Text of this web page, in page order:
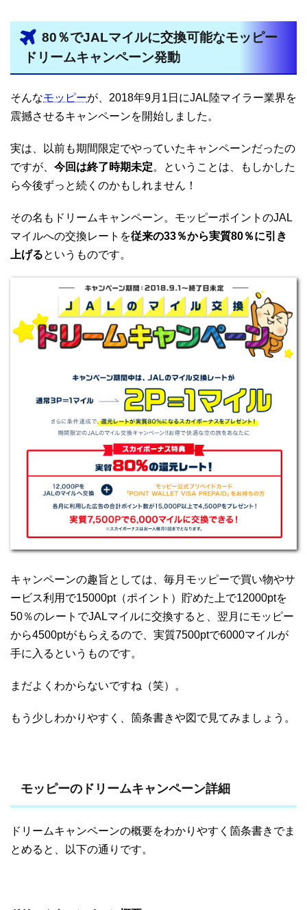
80％でJALマイルに交換可能なモッピー
ドリームキャンペーン発動
そんなモッピーが、2018年9月1日にJAL陸マイラー業界を
震撼させるキャンペーンを開始しました。
実は、以前も期間限定でやっていたキャンペーンだったの
ですが、 今回は終了時期未定。ということは、もしかした
ら今後ずっと続くのかもしれません！
その名もドリームキャンペーン。モッピーポイントのJAL
マイルへの交換レートを従来の33％から実質80％に引き
上げるというものです。
キャンペーンの趣旨としては、毎月モッピーで買い物やサ
ービス利用で15000pt（ポイント）貯めた上で12000ptを
50％のレートでJALマイルに交換すると、翌月にモッピー
から4500ptがもらえるので、実質7500ptで6000マイルが
手に入るというものです。
まだよくわからないですね（笑）。
もう少しわかりやすく、箇条書きや図で見てみましょう。
モッピーのドリームキャンペーン詳細
ドリームキャンペーンの概要をわかりやすく箇条書きでま
とめると、以下の通りです。